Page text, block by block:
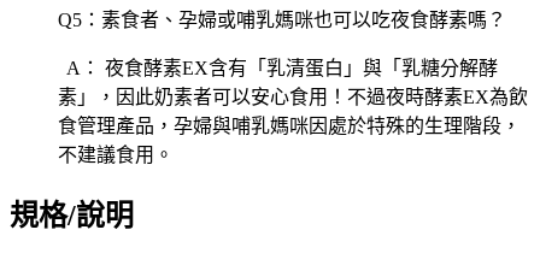
Q5：素食者、孕婦或哺乳媽咪也可以吃夜食酵素嗎？
A： 夜食酵素EX含有「乳清蛋白」與「乳糖分解酵
素」，因此奶素者可以安心食用！不過夜時酵素EX為飲
食管理產品，孕婦與哺乳媽咪因處於特殊的生理階段，
不建議食用。
規格/說明